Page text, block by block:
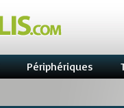
Périphériques